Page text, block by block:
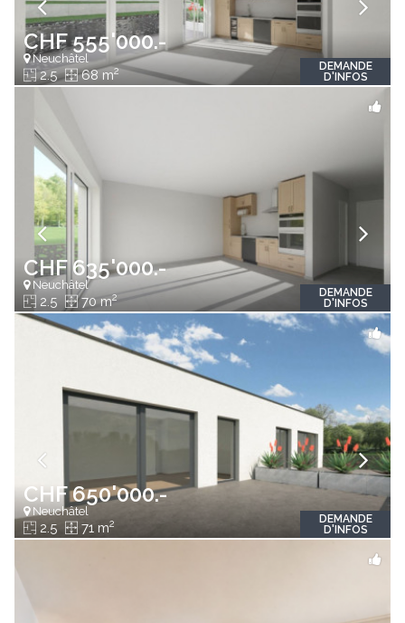
CHF 555'000.-
Neuchâtel
2.5 68 m2
DEMANDE
D'INFOS
CHF 635'000.-
Neuchâtel
2.5 70 m2
DEMANDE
D'INFOS
CHF 650'000.-
Neuchâtel
2.5 71 m2
DEMANDE
D'INFOS